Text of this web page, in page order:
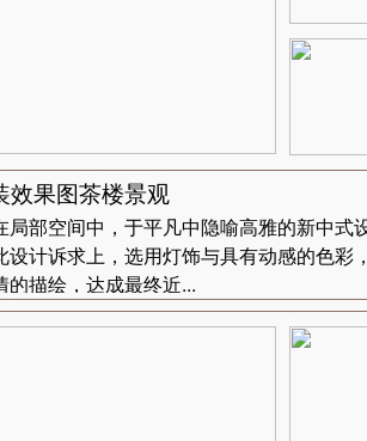
效果图茶楼景观
部空间中，于平凡中隐喻高雅的新中式
计诉求上，选用灯饰与具有动感的色彩
描绘，达成最终近...